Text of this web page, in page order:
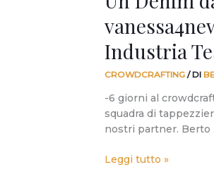
Industria
CROWDCRAFTING / DI
-6 giorni al
squadra di
nostri partner. Berto
Leggi tutto »